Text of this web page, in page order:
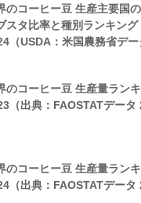
のコーヒー豆 生産主要国
スタ比率と種別ランキング
（USDA：米国農務省デー
のコーヒー豆 生産量ラン
（出典：FAOSTATデータ
のコーヒー豆 生産量ラン
（出典：FAOSTATデータ